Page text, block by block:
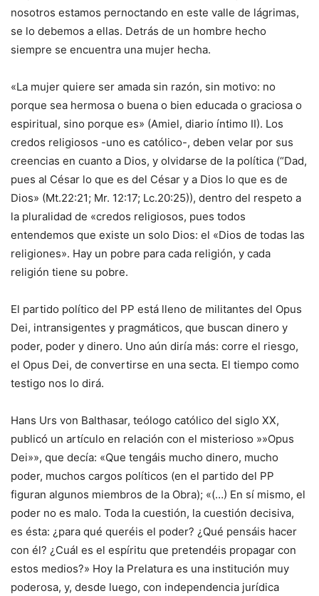
nosotros estamos pernoctando en este valle de lágrimas,
se lo debemos a ellas. Detrás de un hombre hecho
siempre se encuentra una mujer hecha.
«La mujer quiere ser amada sin razón, sin motivo: no
porque sea hermosa o buena o bien educada o graciosa o
espiritual, sino porque es» (Amiel, diario íntimo II). Los
credos religiosos -uno es católico-, deben velar por sus
creencias en cuanto a Dios, y olvidarse de la política (“Dad,
pues al César lo que es del César y a Dios lo que es de
Dios» (Mt.22:21; Mr. 12:17; Lc.20:25)), dentro del respeto a
la pluralidad de «credos religiosos, pues todos
entendemos que existe un solo Dios: el «Dios de todas las
religiones». Hay un pobre para cada religión, y cada
religión tiene su pobre.
El partido político del PP está lleno de militantes del Opus
Dei, intransigentes y pragmáticos, que buscan dinero y
poder, poder y dinero. Uno aún diría más: corre el riesgo,
el Opus Dei, de convertirse en una secta. El tiempo como
testigo nos lo dirá.
Hans Urs von Balthasar, teólogo católico del siglo XX,
publicó un artículo en relación con el misterioso »»Opus
Dei»», que decía: «Que tengáis mucho dinero, mucho
poder, muchos cargos políticos (en el partido del PP
figuran algunos miembros de la Obra); «(…) En sí mismo, el
poder no es malo. Toda la cuestión, la cuestión decisiva,
es ésta: ¿para qué queréis el poder? ¿Qué pensáis hacer
con él? ¿Cuál es el espíritu que pretendéis propagar con
estos medios?» Hoy la Prelatura es una institución muy
poderosa, y, desde luego, con independencia jurídica